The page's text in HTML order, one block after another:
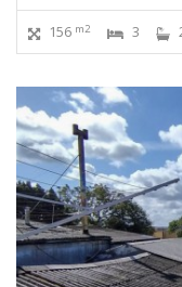
156 m2 3